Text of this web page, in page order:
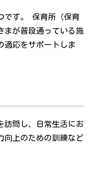
です。 保育所（保育
まが普段通っている施
適応をサポートしま
訪問し、日常生活にお
向上のための訓練など